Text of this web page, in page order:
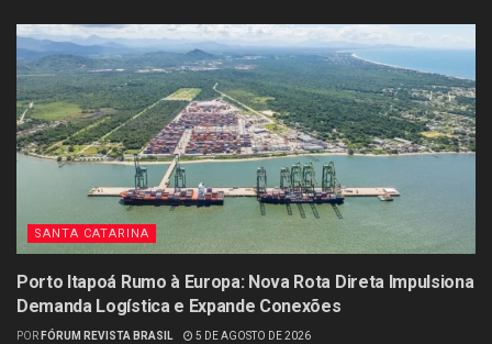
SANTA CATARINA
Porto Itapoá Rumo à Europa: Nova Rota Direta Impulsiona
Demanda Logística e Expande Conexões
POR FÓRUM REVISTA BRASIL 5 DE AGOSTO DE 2026